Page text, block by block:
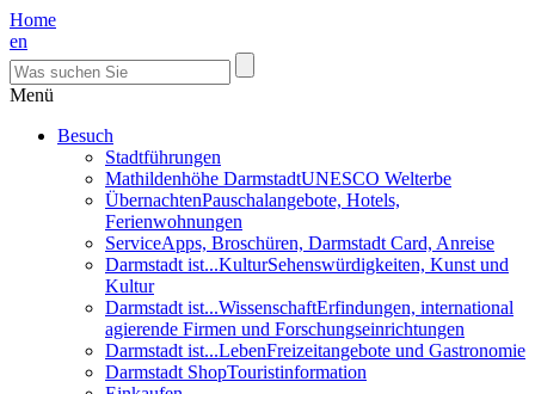
Home
en
Menü
Besuch
Stadtführungen
Mathildenhöhe DarmstadtUNESCO Welterbe
ÜbernachtenPauschalangebote, Hotels,
Ferienwohnungen
ServiceApps, Broschüren, Darmstadt Card, Anreise
Darmstadt ist...KulturSehenswürdigkeiten, Kunst und
Kultur
Darmstadt ist...WissenschaftErfindungen, international
agierende Firmen und Forschungseinrichtungen
Darmstadt ist...LebenFreizeitangebote und Gastronomie
Darmstadt ShopTouristinformation